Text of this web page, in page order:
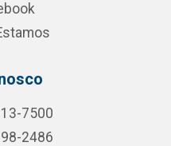
7500
2486